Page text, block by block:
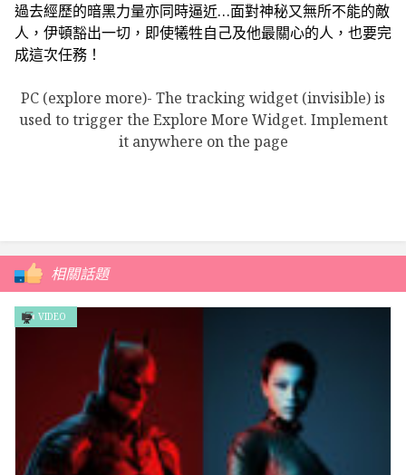
過去經歷的暗黑力量亦同時逼近…面對神秘又無所不能的敵
人，伊頓豁出一切，即使犧牲自己及他最關心的人，也要完
成這次任務！
PC (explore more)- The tracking widget (invisible) is
used to trigger the Explore More Widget. Implement
it anywhere on the page
相關話題
VIDEO